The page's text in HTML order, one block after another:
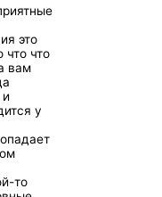
это
что что
вам
у
то